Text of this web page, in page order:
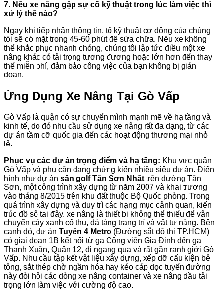
7. Nếu xe nâng gặp sự cố kỹ thuật trong lúc làm việc thì
xử lý thế nào?
Ngay khi tiếp nhận thông tin, tổ kỹ thuật cơ động của chúng
tôi sẽ có mặt trong 45-60 phút để sửa chữa. Nếu xe không
thể khắc phục nhanh chóng, chúng tôi lập tức điều một xe
nâng khác có tải trọng tương đương hoặc lớn hơn đến thay
thế miễn phí, đảm bảo công việc của bạn không bị gián
đoạn.
Ứng Dụng Xe Nâng Tại Gò Vấp
Gò Vấp là quận có sự chuyển mình mạnh mẽ về hạ tầng và
kinh tế, do đó nhu cầu sử dụng xe nâng rất đa dạng, từ các
dự án tầm cỡ quốc gia đến các hoạt động thương mại nhỏ
lẻ.
Phục vụ các dự án trọng điểm và hạ tầng: Khu vực quận
Gò Vấp và phụ cận đang chứng kiến nhiều siêu dự án. Điển
hình như dự án sân golf Tân Sơn Nhất trên đường Tân
Sơn, một công trình xây dựng từ năm 2007 và khai trương
vào tháng 8/2015 trên khu đất thuộc Bộ Quốc phòng. Trong
quá trình xây dựng và duy trì các hạng mục cảnh quan, kiến
trúc đồ sộ tại đây, xe nâng là thiết bị không thể thiếu để vận
chuyển cây xanh cổ thụ, đá tảng trang trí và vật tư nặng. Bên
cạnh đó, dự án Tuyến 4 Metro (Đường sắt đô thị TP.HCM)
có giai đoạn 1B kết nối từ ga Công viên Gia Định đến ga
Thạnh Xuân, Quận 12, đi ngang qua và rất gần ranh giới Gò
Vấp. Nhu cầu tập kết vật liệu xây dựng, xếp dỡ cấu kiện bê
tông, sắt thép chờ ngầm hóa hay kéo cáp dọc tuyến đường
này đòi hỏi các dòng xe nâng container và xe nâng dầu tải
trọng lớn làm việc với cường độ cao.